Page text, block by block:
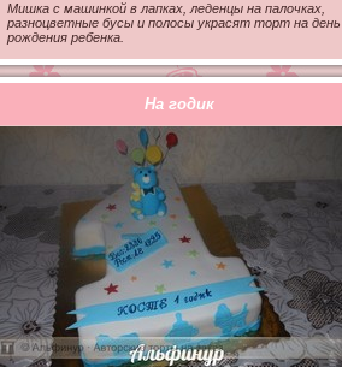
Мишка с машинкой в лапках, леденцы на палочках,
разноцветные бусы и полосы украсят торт на день
рождения ребенка.
На годик